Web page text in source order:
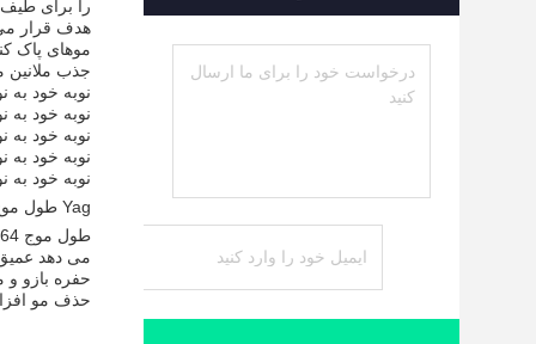
جذب ملانین
نوبه خود به
نوبه خود به
نوبه خود به
نوبه خود به
نوبه خود به
Yag طول موج 1064nm-- تخصصی برای پوست تیره تر
می دهد عمیق
حذف مو